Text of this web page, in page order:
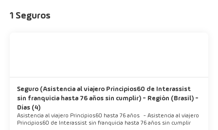
1 Seguros
Seguro (Asistencia al viajero Principios60 de Interassist
sin franquicia hasta 76 años sin cumplir) - Región (Brasil) -
Días (4)
Asistencia al viajero Principios60 hasta 76 años - Asistencia al viajero
Principios60 de Interassist sin franquicia hasta 76 años sin cumplir